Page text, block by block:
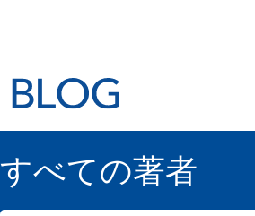
すべての著者